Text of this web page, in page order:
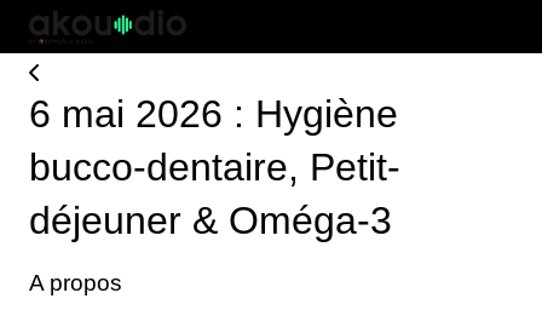
6 mai 2026 : Hygiène
bucco-dentaire, Petit-
déjeuner & Oméga-3
A propos